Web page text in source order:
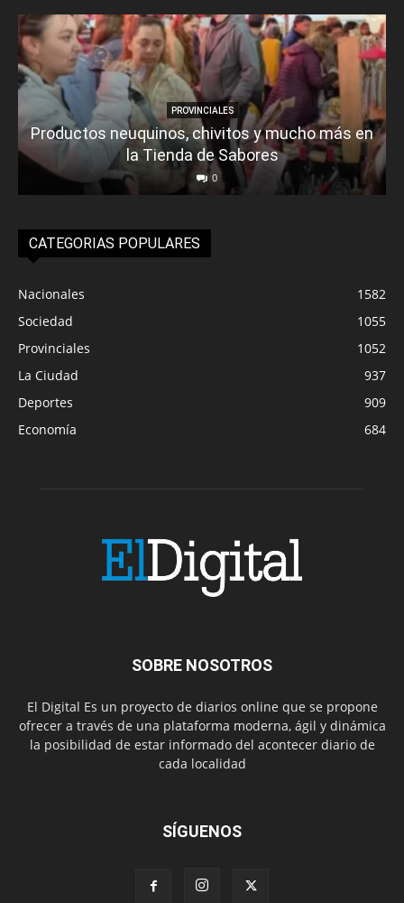
PROVINCIALES
Productos neuquinos, chivitos y mucho más en
la Tienda de Sabores
0
CATEGORIAS POPULARES
Nacionales
1582
Sociedad
1055
Provinciales
1052
La Ciudad
937
Deportes
909
Economía
684
SOBRE NOSOTROS
El Digital Es un proyecto de diarios online que se propone
ofrecer a través de una plataforma moderna, ágil y dinámica
la posibilidad de estar informado del acontecer diario de
cada localidad
SÍGUENOS